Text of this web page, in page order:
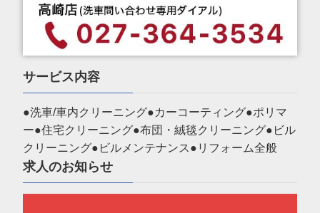
サービス内容
●洗車/車内クリーニング●カーコーティング●ポリマ
ー●住宅クリーニング●布団・絨毯クリーニング●ビル
クリーニング●ビルメンテナンス●リフォーム全般
求人のお知らせ